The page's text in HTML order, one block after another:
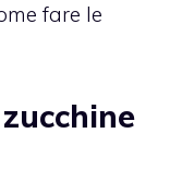
fare le